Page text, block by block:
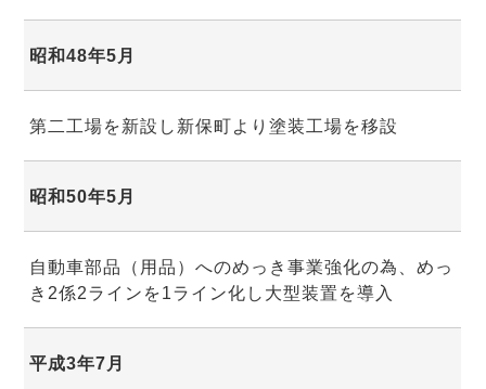
昭和48年5月
第二工場を新設し新保町より塗装工場を移設
昭和50年5月
自動車部品（用品）へのめっき事業強化の為、めっ
き2係2ラインを1ライン化し大型装置を導入
平成3年7月